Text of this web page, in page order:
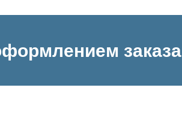
заказа